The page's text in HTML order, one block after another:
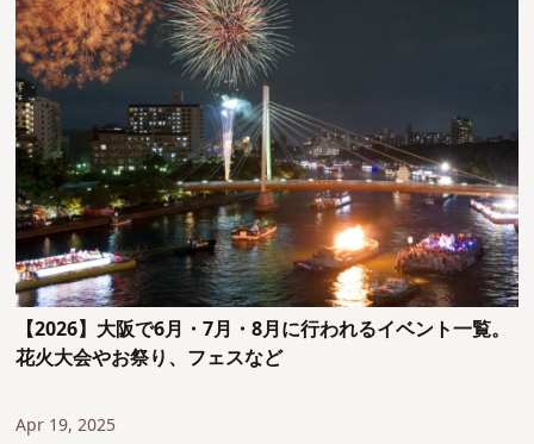
【2026】大阪で6月・7月・8月に行われるイベント一覧。
花火大会やお祭り、フェスなど
Apr 19, 2025